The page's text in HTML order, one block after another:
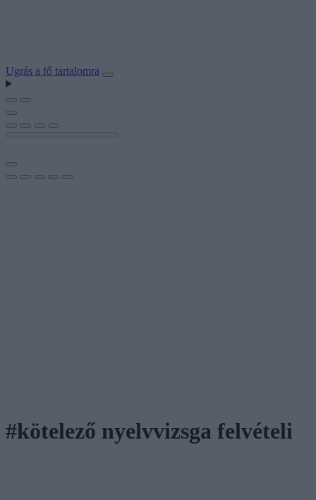
Ugrás a fő tartalomra
#kötelező nyelvvizsga felvételi